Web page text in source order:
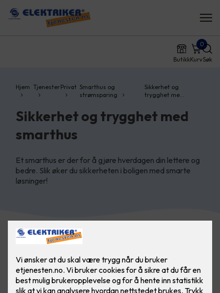
ButikkKurv
0
Søk
Hjem TjenesterPrivat Smarthus og
strømsparing
Sikkerhet og
trygghet me…
Sikkerhet og trygghet med
smarthus
Et smarthus er der for å gjøre hverdagen din lettere og
bedre. Slik øker du sikkerheten i boligen med smarte
løsninger!